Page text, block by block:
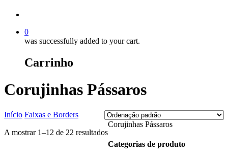
0
was successfully added to your cart.
Carrinho
Corujinhas Pássaros
A mostrar 1–12 de 22 resultados
Início Faixas e Borders
Corujinhas Pássaros
Categorias de produto